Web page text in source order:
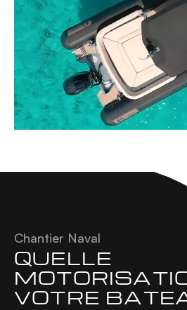
Chantier Naval
QUELLE
VOTRE